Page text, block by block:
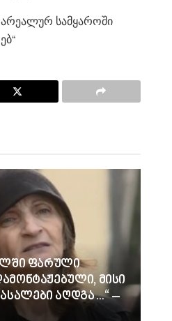
სამყაროში
ფარული
მისი
აღდგა…“ –